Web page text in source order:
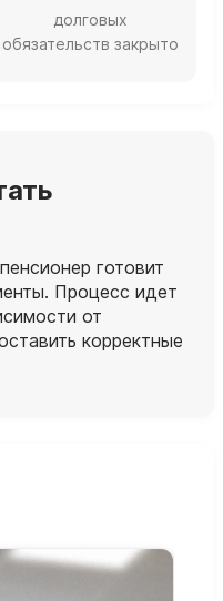
долговых
обязательств закрыто
готовит
Процесс идет
от
корректные